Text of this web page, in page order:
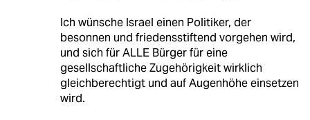
Ich wünsche Israel einen Politiker, der
besonnen und friedensstiftend vorgehen wird,
und sich für ALLE Bürger für eine
gesellschaftliche Zugehörigkeit wirklich
gleichberechtigt und auf Augenhöhe einsetzen
wird.